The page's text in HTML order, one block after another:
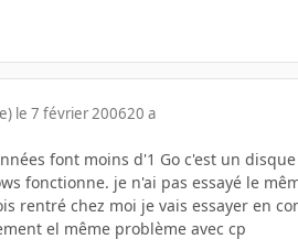
le 7 février 200620 a
font moins d'1 Go c'est un
fonctionne. je n'ai pas essayé le
rentré chez moi je vais essayer en
el même problème avec cp